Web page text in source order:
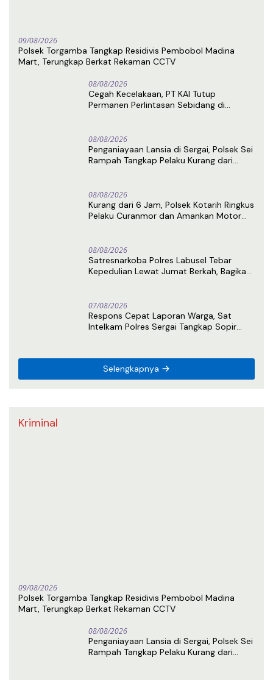
09/08/2026
Polsek Torgamba Tangkap Residivis Pembobol Madina
Mart, Terungkap Berkat Rekaman CCTV
08/08/2026
Cegah Kecelakaan, PT KAI Tutup
Permanen Perlintasan Sebidang di
08/08/2026
Penganiayaan Lansia di Sergai, Polsek Sei
Rampah Tangkap Pelaku Kurang dari
08/08/2026
Kurang dari 6 Jam, Polsek Kotarih Ringkus
Pelaku Curanmor dan Amankan Motor
08/08/2026
Satresnarkoba Polres Labusel Tebar
Kepedulian Lewat Jumat Berkah, Bagikan
07/08/2026
Respons Cepat Laporan Warga, Sat
Intelkam Polres Sergai Tangkap Sopir
Selengkapnya
Kriminal
09/08/2026
Polsek Torgamba Tangkap Residivis Pembobol Madina
Mart, Terungkap Berkat Rekaman CCTV
08/08/2026
Penganiayaan Lansia di Sergai, Polsek Sei
Rampah Tangkap Pelaku Kurang dari